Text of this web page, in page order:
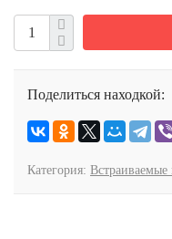
Поделиться находкой:
Категория: